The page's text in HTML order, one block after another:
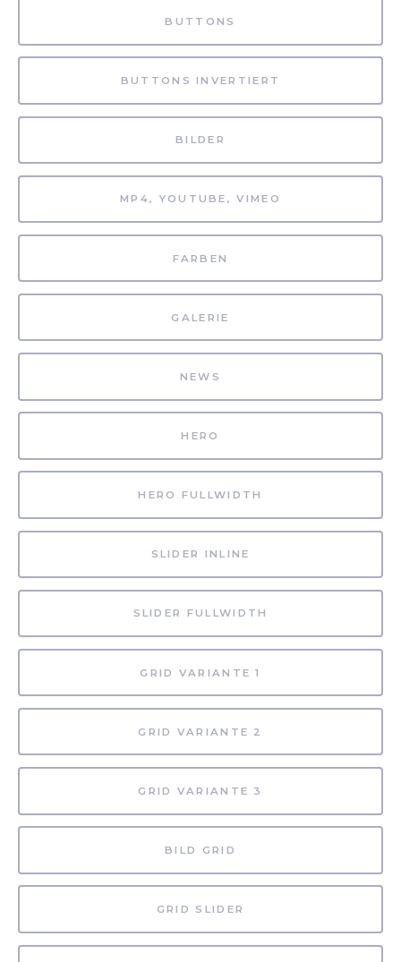
BUTTONS
BUTTONS INVERTIERT
BILDER
MP4, YOUTUBE, VIMEO
FARBEN
GALERIE
NEWS
HERO
HERO FULLWIDTH
SLIDER INLINE
SLIDER FULLWIDTH
GRID VARIANTE 1
GRID VARIANTE 2
GRID VARIANTE 3
BILD GRID
GRID SLIDER